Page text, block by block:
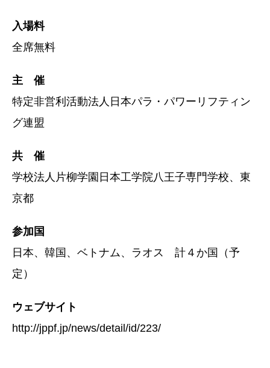
入場料
全席無料
主 催
特定非営利活動法人日本パラ・パワーリフティン
グ連盟
共 催
学校法人片柳学園日本工学院八王子専門学校、東
京都
参加国
日本、韓国、ベトナム、ラオス 計４か国（予
定）
ウェブサイト
http://jppf.jp/news/detail/id/223/